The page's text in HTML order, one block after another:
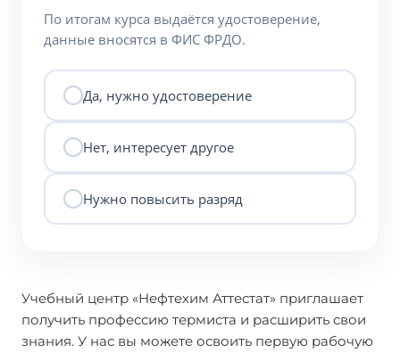
По итогам курса выдаётся удостоверение,
данные вносятся в ФИС ФРДО.
Да, нужно удостоверение
Нет, интересует другое
Нужно повысить разряд
Учебный центр «Нефтехим Аттестат» приглашает
получить профессию термиста и расширить свои
знания. У нас вы можете освоить первую рабочую